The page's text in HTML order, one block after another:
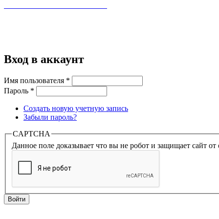
Вход в аккаунт
Имя пользователя *
Пароль *
Создать новую учетную запись
Забыли пароль?
CAPTCHA
Данное поле доказывает что вы не робот и защищает сайт от